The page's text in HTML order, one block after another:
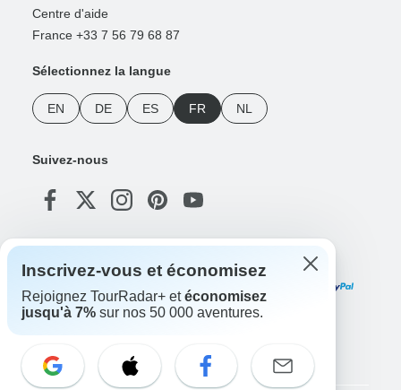
Centre d'aide
France +33 7 56 79 68 87
Sélectionnez la langue
EN DE ES FR NL
Suivez-nous
Inscrivez-vous et économisez
Rejoignez TourRadar+ etéconomisez
jusqu'à 7% sur nos 50 000 aventures.